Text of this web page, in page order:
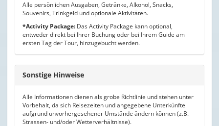
Alle persönlichen Ausgaben, Getränke, Alkohol, Snacks,
Souvenirs, Trinkgeld und optionale Aktivitäten.
*Activity Package: Das Activity Package kann optional,
entweder direkt bei Ihrer Buchung oder bei Ihrem Guide am
ersten Tag der Tour, hinzugebucht werden.
Sonstige Hinweise
Alle Informationen dienen als grobe Richtlinie und stehen unter
Vorbehalt, da sich Reisezeiten und angegebene Unterkünfte
aufgrund unvorhergesehener Umstände ändern können (z.B.
Strassen- und/oder Wetterverhältnisse).